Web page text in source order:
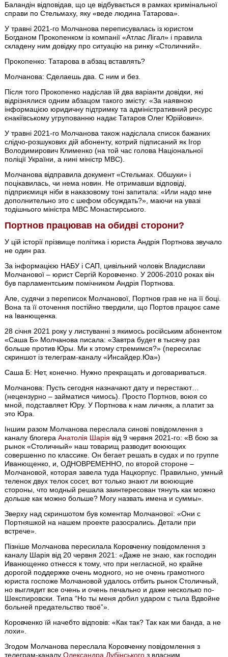
Баландін відповідав, що це відбувається в рамках кримінальної
справи по Стельмаху, яку «веде людина Татарова».
У травні 2021-го Молчанова переписувалась із юристом
Богданом Прокопенком із компанії «Атлас Лігал» і правила
складену ним довідку про ситуацію на ринку «Столичний».
Прокопенко: Татарова в абзац вставлять?
Молчанова: Сделаешь два. С ним и без.
Після того Прокопенко надіслав їй два варіанти довідки, які
відрізнялися одним абзацом такого змісту: «За наявною
інформацією юридичну підтримку та адміністративний ресурс
єнакіївському угрупованню надає Татаров Олег Юрійович».
У травні 2021-го Молчанова також надіслала список бажаних
слідчо-розшукових дій абоненту, котрий підписаний як Ігор
Володимирович Клименко (на той час голова Національної
поліції України, а нині міністр МВС).
Молчанова відправила документ «Стельмах. Обшуки» і
поцікавилась, чи нема новин. Не отримавши відповіді,
підприємиця ніби в наказовому тоні запитала: «Или надо мне
дополнительно это с шефом обсуждать?», маючи на увазі
тодішнього міністра МВС Монастирського.
Портнов працював на обидві сторони?
У цій історії прізвище політика і юриста Андрія Портнова звучало
не один раз.
За інформацією НАБУ і САП, цивільний чоловік Владислави
Молчанової – юрист Сергій Коровченко. У 2006-2010 роках він
був парламентським помічником Андрія Портнова.
Але, судячи з переписок Молчанової, Портнов грав не на її боці.
Вона та її оточення постійно твердили, що Портов працює саме
на Іванющенка.
28 січня 2021 року у листуванні з якимось російським абонентом
«Саша Б» Молчанова писала: «Завтра будет в тысячу раз
больше против Юры. Ми к этому стремимся?» (пересилає
скриншот із телеграм-каналу «Инсайдер.Юа»)
Саша Б: Нет, конечно. Нужно прекращать и договариваться.
Молчанова: Пусть сегодня назначают дату и перестают…
(нецензурно – займатися чимось). Просто Портнов, воюя со
мной, подставляет Юру. У Портнова к нам личняк, а платит за
это Юра.
Іншим разом Молчанова переслала синові повідомлення з
каналу блогераАнатолія Шарія від 9 червня 2021-го: «В бою за
рынок «Столичный» наш товарищ разводит воюющих
совершенно по классике. Он бегает решать в судах и по группе
Иванющенко, и, ОДНОВРЕМЕННО, по второй стороне –
Молчановой, которая завела туда Нацкорпус. Правильно, умный
теленок двух телок сосет, вот только знают ли воюющие
стороны, что модный решала заинтересован тянуть как можно
дольше как можно больше? Могу назвать имена и суммы».
Зверху над скриншотом був коментар Молчанової: «Они с
Портняшкой на нашем проекте разосрались. Детали при
встрече».
Пізніше Молчанова пересилала Коровченку повідомлення з
каналу Шарія від 20 червня 2021: «Даже не знаю, как господин
Иванющенко отнесся к тому, что при негласной, но крайне
дорогой поддержке очень модного, но не очень грамотного
юриста госпоже Молчановой удалось отбить рынок Столичный,
но выглядит все очень и очень печально и даже несколько по-
Шекспировски. Типа “Но ты меня добил ударом с тыла Вдвойне
больней предательство твоё”».
Коровченко їй начебто відповів: «Как так? Так как ми банда, а не
лохи».
Згодом Молчанова переслала Коровченку повідомлення з
телеграм-каналуОлександра Дубінського з власним